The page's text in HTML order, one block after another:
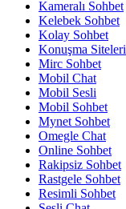
Kameralı Sohbet
Kelebek Sohbet
Kolay Sohbet
Konuşma Siteleri
Mirc Sohbet
Mobil Chat
Mobil Sesli
Mobil Sohbet
Mynet Sohbet
Omegle Chat
Online Sohbet
Rakipsiz Sohbet
Rastgele Sohbet
Resimli Sohbet